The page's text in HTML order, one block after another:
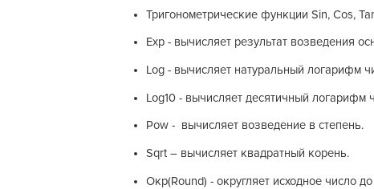
Тригонометрические функции Sin, Cos,
Exp - вычисляет результат возведения
Log - вычисляет натуральный логарифм
Log10 - вычисляет десятичный логарифм
Pow - вычисляет возведение в степень.
Sqrt – вычисляет квадратный корень.
Окр(Round) - округляет исходное число